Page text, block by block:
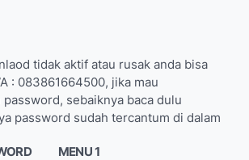
tidak aktif atau rusak anda bisa
: 083861664500, jika mau
sebaiknya baca dulu
password sudah tercantum di dalam
MENU 1